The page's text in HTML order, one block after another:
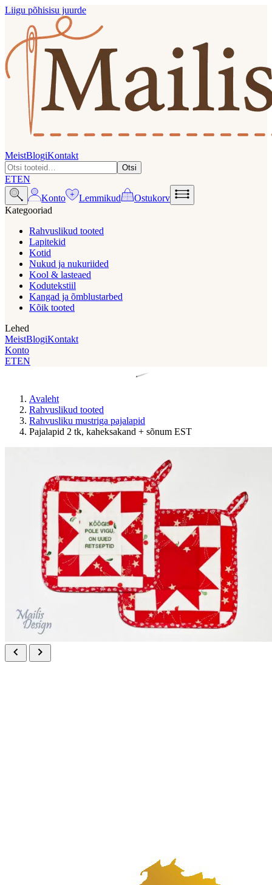
Liigu põhisisu juurde
MeistBlogiKontakt
Otsi
ETEN
Konto
Lemmikud
Ostukorv
Kategooriad
Rahvuslikud tooted
Lapitekid
Kotid
Nukud ja nukuriided
Kool & lasteaed
Kodutekstiil
Kangad ja õmblustarbed
Kõik tooted
Lehed
MeistBlogiKontakt
Konto
ETEN
Avaleht
Rahvuslikud tooted
Rahvusliku mustriga pajalapid
Pajalapid 2 tk, kaheksakand + sõnum EST